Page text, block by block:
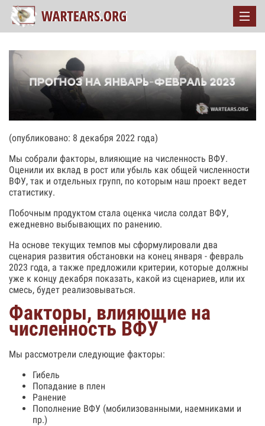
(опубликовано: 8 декабря 2022 года)
Мы собрали факторы, влияющие на численность ВФУ.
Оценили их вклад в рост или убыль как общей численности
ВФУ, так и отдельных групп, по которым наш проект ведет
статистику.
Побочным продуктом стала оценка числа солдат ВФУ,
ежедневно выбывающих по ранению.
На основе текущих темпов мы сформулировали два
сценария развития обстановки на конец января - февраль
2023 года, а также предложили критерии, которые должны
уже к концу декабря показать, какой из сценариев, или их
смесь, будет реализовываться.
Факторы, влияющие на
численность ВФУ
Мы рассмотрели следующие факторы:
Гибель
Попадание в плен
Ранение
Пополнение ВФУ (мобилизованными, наемниками и
пр.)